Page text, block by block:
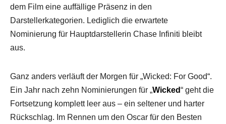
dem Film eine auffällige Präsenz in den
Darstellerkategorien. Lediglich die erwartete
Nominierung für Hauptdarstellerin Chase Infiniti bleibt
aus.
Ganz anders verläuft der Morgen für „Wicked: For Good“.
Ein Jahr nach zehn Nominierungen für „Wicked“ geht die
Fortsetzung komplett leer aus – ein seltener und harter
Rückschlag. Im Rennen um den Oscar für den Besten